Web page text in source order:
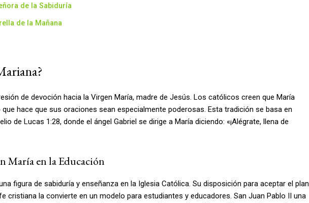
de la Sabiduría
de la Mañana
de devoción hacia la Virgen María, madre de Jesús. Los católicos creen que María
hace que sus oraciones sean especialmente poderosas. Esta tradición se basa en
de Lucas 1:28, donde el ángel Gabriel se dirige a María diciendo: «¡Alégrate, llena de
María en la Educación
figura de sabiduría y enseñanza en la Iglesia Católica. Su disposición para aceptar el plan
cristiana la convierte en un modelo para estudiantes y educadores. San Juan Pablo II una